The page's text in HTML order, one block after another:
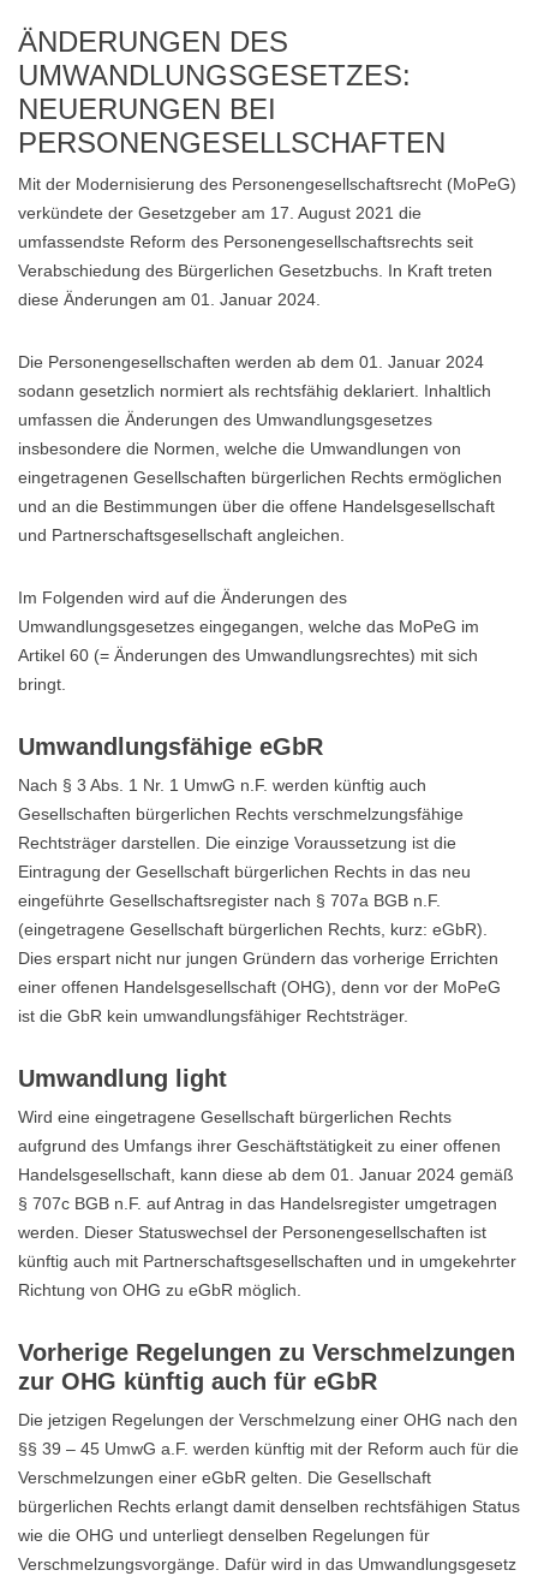
ÄNDERUNGEN DES
UMWANDLUNGSGESETZES:
NEUERUNGEN BEI
PERSONENGESELLSCHAFTEN
Mit der Modernisierung des Personengesellschaftsrecht (MoPeG)
verkündete der Gesetzgeber am 17. August 2021 die
umfassendste Reform des Personengesellschaftsrechts seit
Verabschiedung des Bürgerlichen Gesetzbuchs. In Kraft treten
diese Änderungen am 01. Januar 2024.
Die Personengesellschaften werden ab dem 01. Januar 2024
sodann gesetzlich normiert als rechtsfähig deklariert. Inhaltlich
umfassen die Änderungen des Umwandlungsgesetzes
insbesondere die Normen, welche die Umwandlungen von
eingetragenen Gesellschaften bürgerlichen Rechts ermöglichen
und an die Bestimmungen über die offene Handelsgesellschaft
und Partnerschaftsgesellschaft angleichen.
Im Folgenden wird auf die Änderungen des
Umwandlungsgesetzes eingegangen, welche das MoPeG im
Artikel 60 (= Änderungen des Umwandlungsrechtes) mit sich
bringt.
Umwandlungsfähige eGbR
Nach § 3 Abs. 1 Nr. 1 UmwG n.F. werden künftig auch
Gesellschaften bürgerlichen Rechts verschmelzungsfähige
Rechtsträger darstellen. Die einzige Voraussetzung ist die
Eintragung der Gesellschaft bürgerlichen Rechts in das neu
eingeführte Gesellschaftsregister nach § 707a BGB n.F.
(eingetragene Gesellschaft bürgerlichen Rechts, kurz: eGbR).
Dies erspart nicht nur jungen Gründern das vorherige Errichten
einer offenen Handelsgesellschaft (OHG), denn vor der MoPeG
ist die GbR kein umwandlungsfähiger Rechtsträger.
Umwandlung light
Wird eine eingetragene Gesellschaft bürgerlichen Rechts
aufgrund des Umfangs ihrer Geschäftstätigkeit zu einer offenen
Handelsgesellschaft, kann diese ab dem 01. Januar 2024 gemäß
§ 707c BGB n.F. auf Antrag in das Handelsregister umgetragen
werden. Dieser Statuswechsel der Personengesellschaften ist
künftig auch mit Partnerschaftsgesellschaften und in umgekehrter
Richtung von OHG zu eGbR möglich.
Vorherige Regelungen zu Verschmelzungen
zur OHG künftig auch für eGbR
Die jetzigen Regelungen der Verschmelzung einer OHG nach den
§§ 39 – 45 UmwG a.F. werden künftig mit der Reform auch für die
Verschmelzungen einer eGbR gelten. Die Gesellschaft
bürgerlichen Rechts erlangt damit denselben rechtsfähigen Status
wie die OHG und unterliegt denselben Regelungen für
Verschmelzungsvorgänge. Dafür wird in das Umwandlungsgesetz